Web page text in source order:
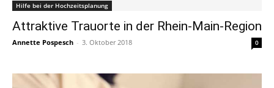
Hilfe bei der Hochzeitsplanung
Attraktive Trauorte in der Rhein-Main-Region
Annette Pospesch - 3. Oktober 2018 0